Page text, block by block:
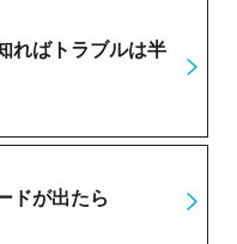
ればトラブルは半
ドが出たら